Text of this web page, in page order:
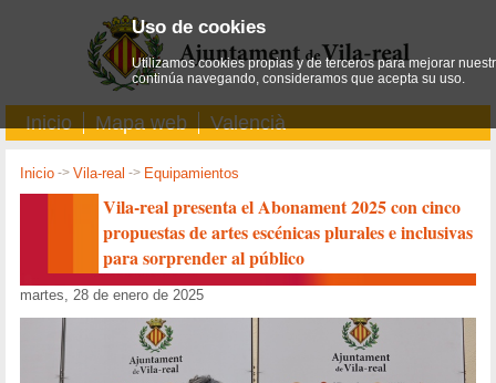
Inicio Mapa web Valencià
Inicio ->Vila-real -> Equipamientos
Vila-real presenta el Abonament 2025 con cinco
propuestas de artes escénicas plurales e inclusivas
para sorprender al público
martes, 28 de enero de 2025
Uso de cookies
Utilizamos cookies propias y de terceros para mejorar
continúa navegando, consideramos que acepta su uso.